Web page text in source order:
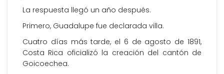
La respuesta llegó un año después.
Primero, Guadalupe fue declarada villa.
Cuatro días más tarde, el 6 de agosto de 1891,
Costa Rica oficializó la creación del cantón de
Goicoechea.